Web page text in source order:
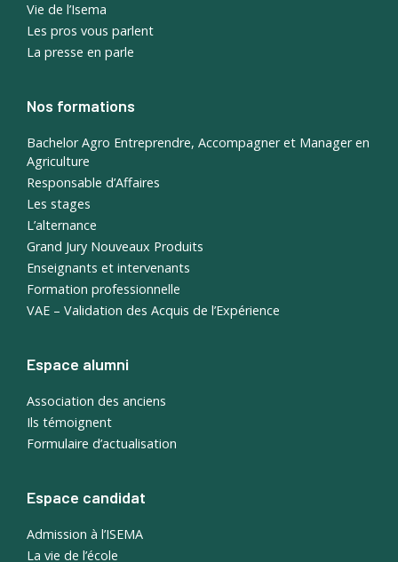
Vie de l’Isema
Les pros vous parlent
La presse en parle
Nos formations
Bachelor Agro Entreprendre, Accompagner et Manager en
Agriculture
Responsable d’Affaires
Les stages
L’alternance
Grand Jury Nouveaux Produits
Enseignants et intervenants
Formation professionnelle
VAE – Validation des Acquis de l’Expérience
Espace alumni
Association des anciens
Ils témoignent
Formulaire d’actualisation
Espace candidat
Admission à l’ISEMA
La vie de l’école